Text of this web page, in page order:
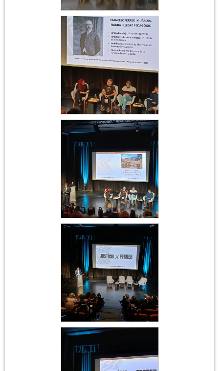
Acte institucional
Ferrer i Guàrdia
Acte institucional
Ferrer i Guàrdia
Acte institucional
Ferrer i Guàrdia
Acte institucional